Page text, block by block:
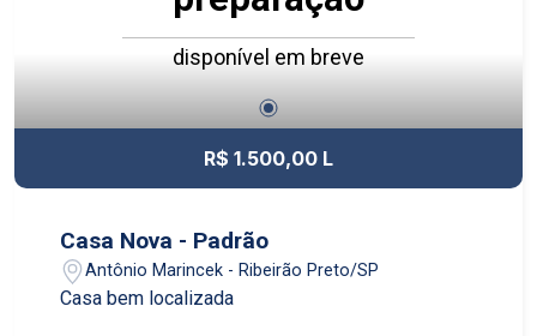
disponível em breve
R$ 1.500,00 L
Casa Nova - Padrão
Antônio Marincek - Ribeirão Preto/SP
Casa bem localizada